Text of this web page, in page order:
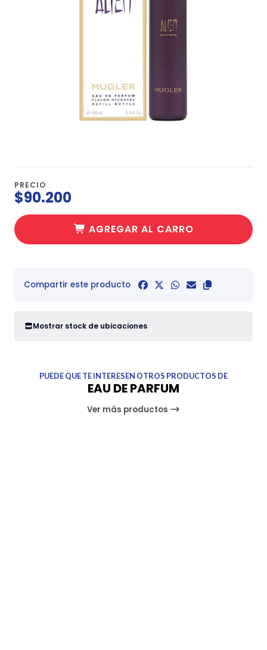
PRECIO
$90.200
AGREGAR AL CARRO
Compartir este producto
Mostrar stock de ubicaciones
PUEDE QUE TE INTERESEN OTROS PRODUCTOS DE
EAU DE PARFUM
Ver más productos